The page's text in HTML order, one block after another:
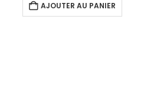
AJOUTER AU PANIER